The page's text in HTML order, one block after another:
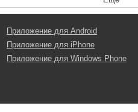
Приложение для Android
Приложение для iPhone
Приложение для Windows Phone